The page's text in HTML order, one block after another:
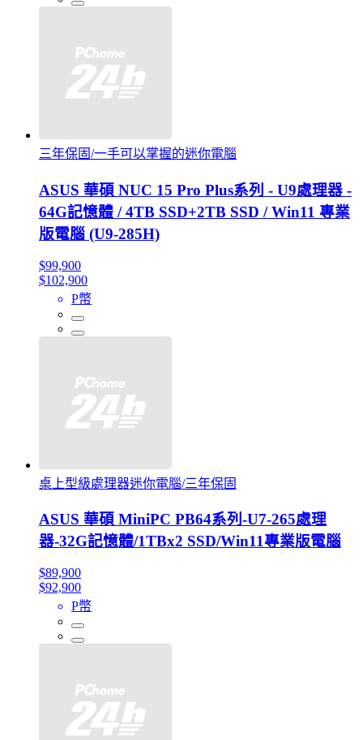
三年保固/一手可以掌握的迷你電腦
ASUS 華碩 NUC 15 Pro Plus系列 - U9處理器 -
64G記憶體 / 4TB SSD+2TB SSD / Win11 專業
版電腦 (U9-285H)
$99,900
$102,900
P幣
桌上型級處理器迷你電腦/三年保固
ASUS 華碩 MiniPC PB64系列-U7-265處理
器-32G記憶體/1TBx2 SSD/Win11專業版電腦
$89,900
$92,900
P幣